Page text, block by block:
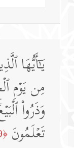
یَـٰۤأَیُّهَا
مِن یَوۡمِ
وَذَرُوا۟
تَعۡلَمُونَ ﴿9﴾